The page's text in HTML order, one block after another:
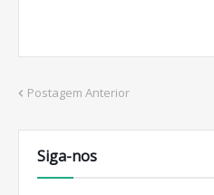
Postagem Anterior
Siga-nos